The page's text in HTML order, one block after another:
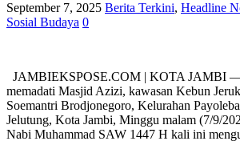
September 7, 2025 Berita Terkini, Headline
Sosial Budaya 0
JAMBIEKSPOSE.COM | KOTA JAMBI
memadati Masjid Azizi, kawasan Kebun
Soemantri Brodjonegoro, Kelurahan
Jelutung, Kota Jambi, Minggu malam (7/9/
Nabi Muhammad SAW 1447 H kali ini